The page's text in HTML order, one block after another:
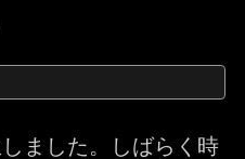
ました。しばらく時